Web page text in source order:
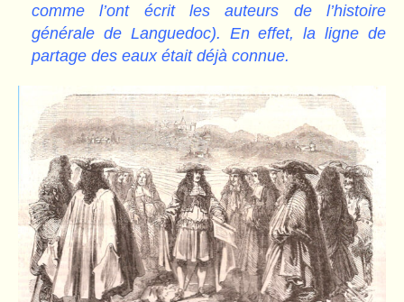
comme l’ont écrit les auteurs de l’histoire
générale de Languedoc). En effet, la ligne de
partage des eaux était déjà connue.